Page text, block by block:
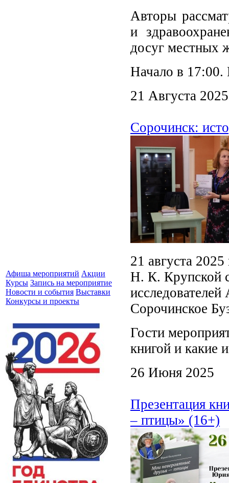
Афиша мероприятий Акции
Курсы Запись на мероприятие
Новости и события Выставки
Конкурсы и проекты
Авторы
и
досуг местных
Начало в 17:00.
21 Августа 2025
Сорочинск:
21 августа
Н. К. Крупской
Сорочинское
Гости
книгой и какие
26 Июня 2025
Презентация
– птицы» (16+)